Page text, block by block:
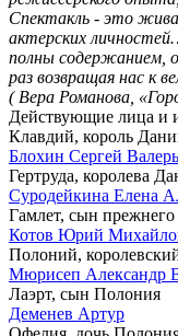
Спектакль - это
актерских
полны содержанием,
раз возвращая нас к
( Вера Романова,
Действующие лица и
Клавдий, король
Блохин Сергей
Гертруда, королева
Суродейкина Елена
Гамлет, сын
Котов Юрий
Полоний,
Мюрисеп Александр
Лаэрт, сын Полония
Деменев Артур